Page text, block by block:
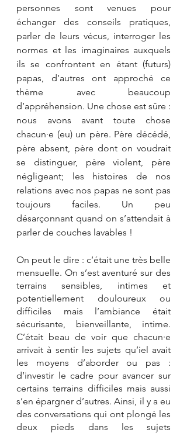
personnes sont venues pour
échanger des conseils pratiques,
parler de leurs vécus, interroger les
normes et les imaginaires auxquels
ils se confrontent en étant (futurs)
papas, d’autres ont approché ce
thème avec beaucoup
d’appréhension. Une chose est sûre :
nous avons avant toute chose
chacun·e (eu) un père. Père décédé,
père absent, père dont on voudrait
se distinguer, père violent, père
négligeant; les histoires de nos
relations avec nos papas ne sont pas
toujours faciles. Un peu
désarçonnant quand on s’attendait à
parler de couches lavables !
On peut le dire : c’était une très belle
mensuelle. On s’est aventuré sur des
terrains sensibles, intimes et
potentiellement douloureux ou
difficiles mais l’ambiance était
sécurisante, bienveillante, intime.
C’était beau de voir que chacun·e
arrivait à sentir les sujets qu’iel avait
les moyens d’aborder ou pas :
d’investir le cadre pour avancer sur
certains terrains difficiles mais aussi
s’en épargner d’autres. Ainsi, il y a eu
des conversations qui ont plongé les
deux pieds dans les sujets